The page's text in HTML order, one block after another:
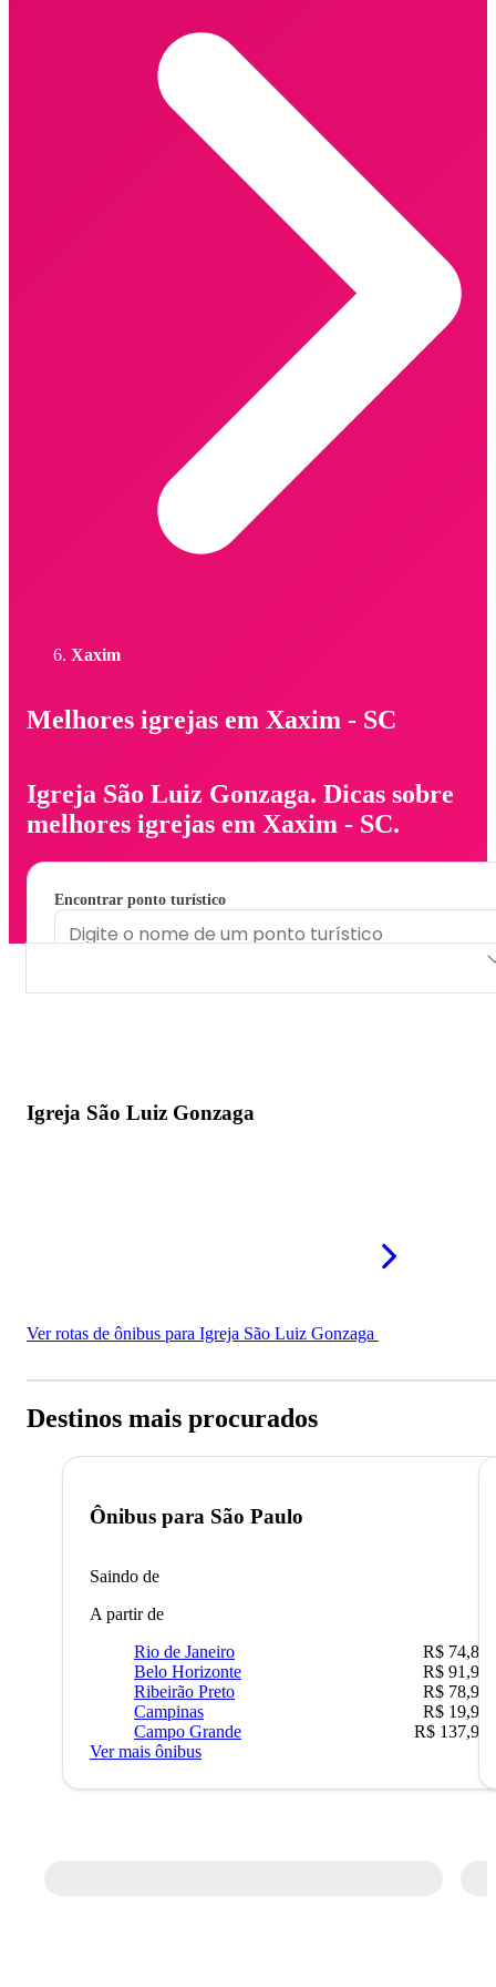
Xaxim
Melhores igrejas em Xaxim - SC
Igreja São Luiz Gonzaga. Dicas sobre
melhores igrejas em Xaxim - SC.
Encontrar ponto turístico
Igreja São Luiz Gonzaga
Ver rotas de ônibus para Igreja São Luiz Gonzaga
Destinos mais procurados
Ônibus para São Paulo
Saindo de
A partir de
Rio de Janeiro
R$ 74,80
Belo Horizonte
R$ 91,90
Ribeirão Preto
R$ 78,90
Campinas
R$ 19,90
Campo Grande
R$ 137,90
Ver mais ônibus